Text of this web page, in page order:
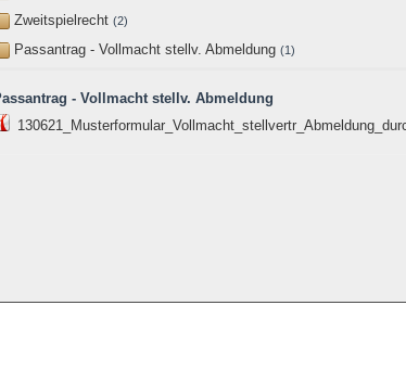
Zweitspielrecht (2)
Passantrag - Vollmacht stellv. Abmeldung (1)
- Vollmacht stellv. Abmeldung